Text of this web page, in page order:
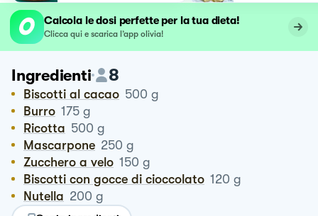
Calcola le dosi perfette per la tua dieta!
Clicca qui e scarica l’app olivia!
Ingredienti 8
Biscotti al cacao 500 g
Burro 175 g
Ricotta 500 g
Mascarpone 250 g
Zucchero a velo 150 g
Biscotti con gocce di cioccolato 120 g
Nutella 200 g